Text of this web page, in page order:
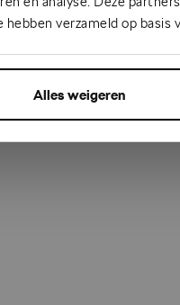
hebben verzameld op basis
Alles weigeren